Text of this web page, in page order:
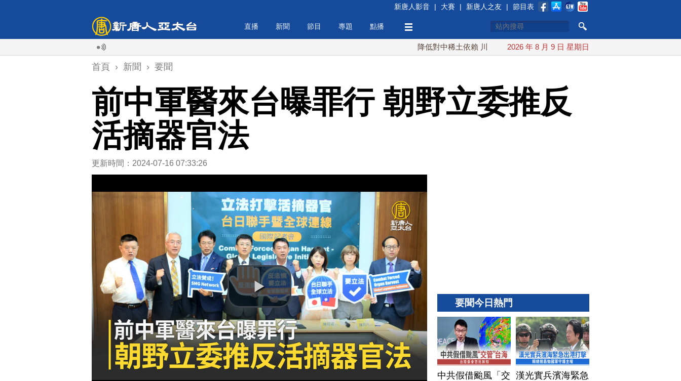
新唐人影音 | 大賽 | 新唐人之友 | 節目表
直播 新聞 節目 專題 點播
降低對中稀土依賴 川普宣布礦業投資20億美元 中東局勢動盪 土耳其沙特巴基斯
2026 年 8 月 9 日 星期日
首頁 › 新聞 › 要聞
前中軍醫來台曝罪行 朝野立委推反
活摘器官法
更新時間：2024-07-16 07:33:26
要聞今日熱門
中共假借颱風「交 漢光實兵濱海緊急